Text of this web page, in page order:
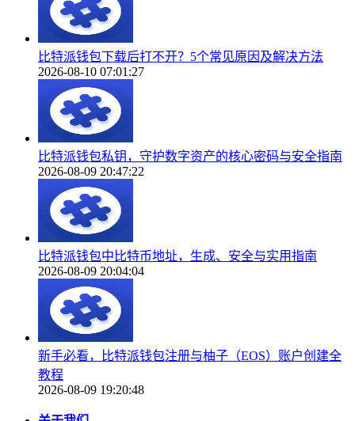
比特派钱包下载后打不开？5个常见原因及解决方法
2026-08-10 07:01:27
比特派钱包私钥，守护数字资产的核心密码与安全指南
2026-08-09 20:47:22
比特派钱包中比特币地址，生成、安全与实用指南
2026-08-09 20:04:04
新手必看，比特派钱包注册与柚子（EOS）账户创建全
教程
2026-08-09 19:20:48